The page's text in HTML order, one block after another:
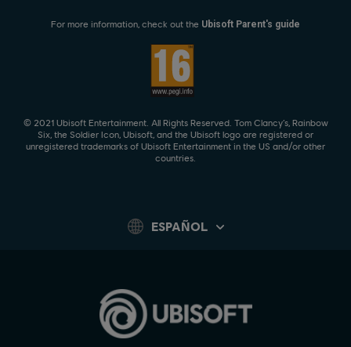
© 2021 Ubisoft Entertainment. All Rights Reserved. Tom Clancy’s, Rainbow
Six, the Soldier Icon, Ubisoft, and the Ubisoft logo are registered or
unregistered trademarks of Ubisoft Entertainment in the US and/or other
countries.
For more information, check out the Ubisoft Parent's guide
ESPAÑOL